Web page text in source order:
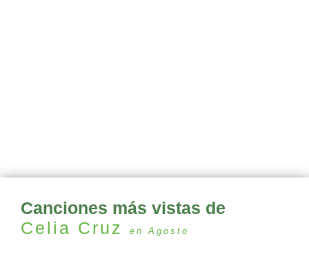
Canciones más vistas de
Celia Cruz
en Agosto